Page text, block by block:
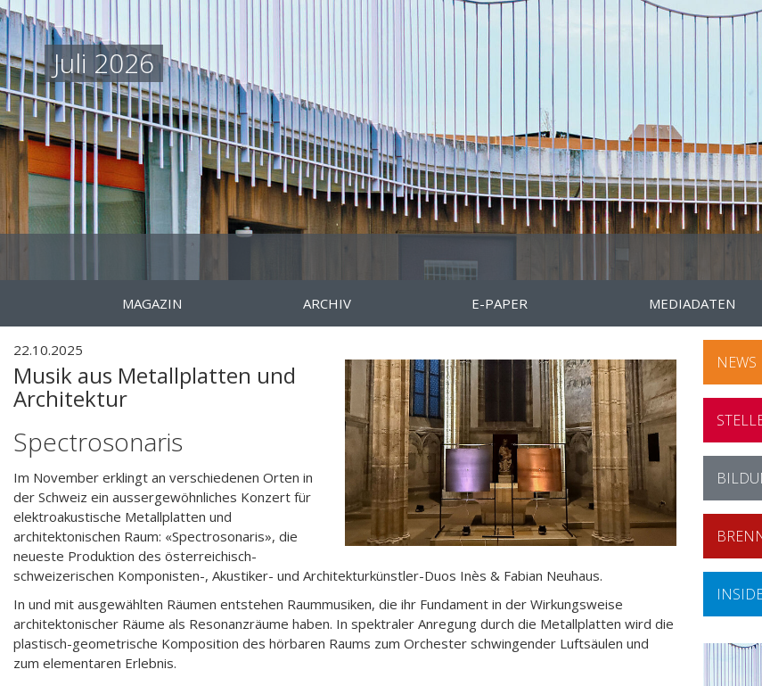
Juli 2026
MAGAZIN ARCHIV E-PAPER MEDIADATEN
22.10.2025
Musik aus Metallplatten und
Architektur
Spectrosonaris
Im November erklingt an verschiedenen Orten in
der Schweiz ein aussergewöhnliches Konzert für
elektroakustische Metallplatten und
architektonischen Raum: «Spectrosonaris», die
neueste Produktion des österreichisch-
schweizerischen Komponisten-, Akustiker- und Architekturkünstler-Duos Inès & Fabian Neuhaus.
In und mit ausgewählten Räumen entstehen Raummusiken, die ihr Fundament in der Wirkungsweise
architektonischer Räume als Resonanzräume haben. In spektraler Anregung durch die Metallplatten wird die
plastisch-geometrische Komposition des hörbaren Raums zum Orchester schwingender Luftsäulen und
zum elementaren Erlebnis.
NEWS